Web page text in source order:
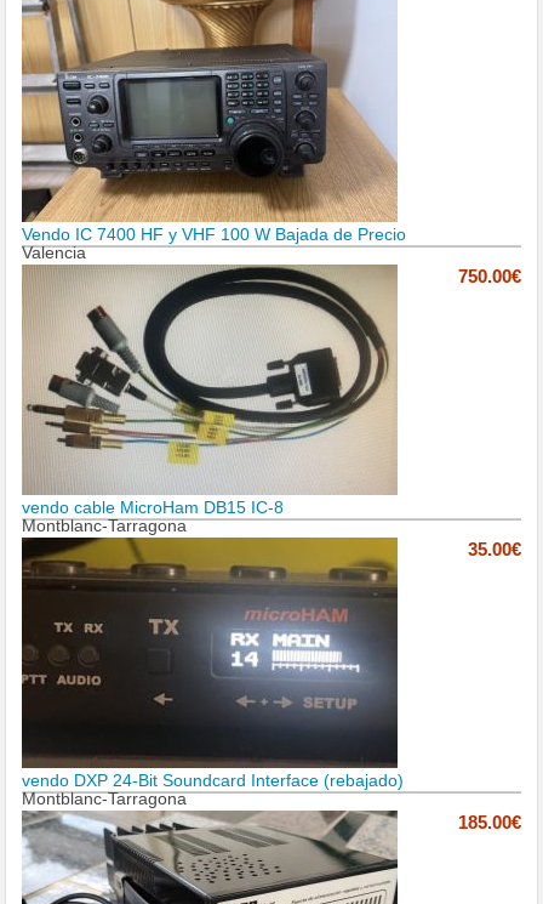
Vendo IC 7400 HF y VHF 100 W Bajada de Precio
Valencia
750.00€
vendo cable MicroHam DB15 IC-8
Montblanc-Tarragona
35.00€
vendo DXP 24-Bit Soundcard Interface (rebajado)
Montblanc-Tarragona
185.00€